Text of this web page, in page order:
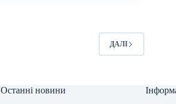
ДАЛІ
Останні новини